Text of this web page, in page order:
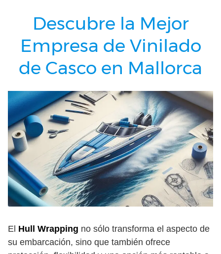
Descubre la Mejor
Empresa de Vinilado
de Casco en Mallorca
El Hull Wrapping no sólo transforma el aspecto de
su embarcación, sino que también ofrece